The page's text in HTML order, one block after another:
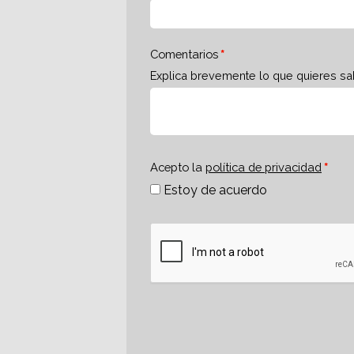
Comentarios
Explica brevemente lo que quieres
Acepto la política de privacidad
Estoy de acuerdo